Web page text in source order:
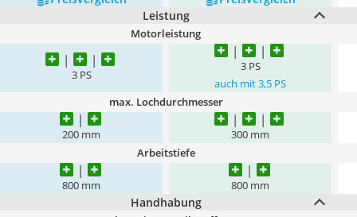
Leistung
Motorleistung
3 PS
3 PS
auch mit 3,5 PS
max. Lochdurchmesser
200 mm 300 mm
Arbeitstiefe
800 mm 800 mm
Handhabung